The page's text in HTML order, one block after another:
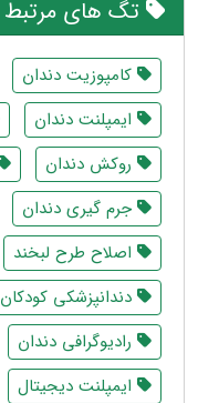
تگ های مرتبط
کامپوزیت دندان
ایمپلنت دندان
روکش دندان
جرم گیری دندان
اصلاح طرح لبخند
دندانپزشکی کودکان
رادیوگرافی دندان
ایمپلنت دیجیتال